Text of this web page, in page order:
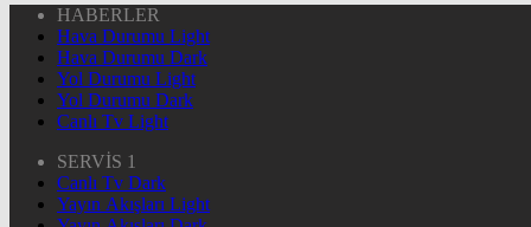
HABERLER
Hava Durumu Light
Hava Durumu Dark
Yol Durumu Light
Yol Durumu Dark
Canlı Tv Light
SERVİS 1
Canlı Tv Dark
Yayın Akışları Light